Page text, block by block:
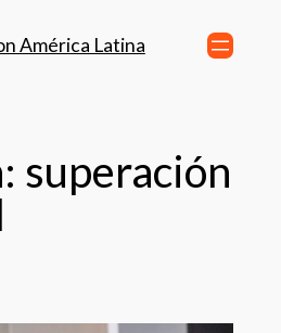
América Latina
superación